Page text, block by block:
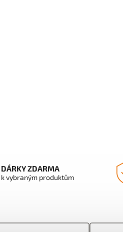
DÁRKY ZDARMA
k vybraným produktům